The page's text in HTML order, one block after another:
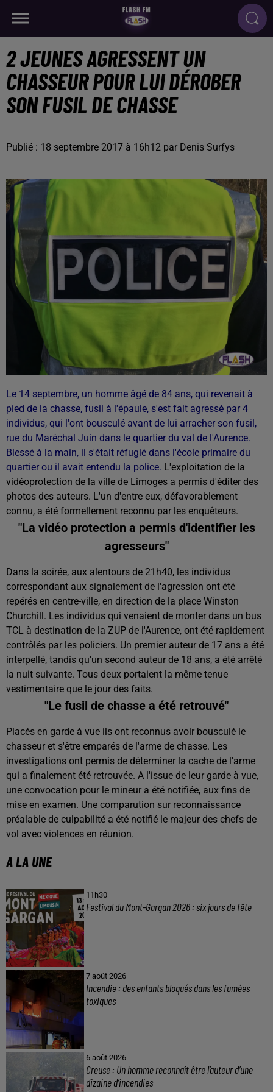
2 JEUNES AGRESSENT UN
CHASSEUR POUR LUI DÉROBER
SON FUSIL DE CHASSE
Publié : 18 septembre 2017 à 16h12 par Denis Surfys
Le 14 septembre, un homme âgé de 84 ans, qui revenait à
pied de la chasse, fusil à l'épaule, s'est fait agressé par 4
individus, qui l'ont bousculé avant de lui arracher son fusil,
rue du Maréchal Juin dans le quartier du val de l'Aurence.
Blessé à la main, il s'était réfugié dans l'école primaire du
quartier ou il avait entendu la police. L'exploitation de la
vidéoprotection de la ville de Limoges a permis d'éditer des
photos des auteurs. L'un d'entre eux, défavorablement
connu, a été formellement reconnu par les enquêteurs.
"La vidéo protection a permis d'identifier les
agresseurs"
Dans la soirée, aux alentours de 21h40, les individus
correspondant aux signalement de l'agression ont été
repérés en centre-ville, en direction de la place Winston
Churchill. Les individus qui venaient de monter dans un bus
TCL à destination de la ZUP de l'Aurence, ont été rapidement
contrôlés par les policiers. Un premier auteur de 17 ans a été
interpellé, tandis qu'un second auteur de 18 ans, a été arrêté
la nuit suivante. Tous deux portaient la même tenue
vestimentaire que le jour des faits.
"Le fusil de chasse a été retrouvé"
Placés en garde à vue ils ont reconnus avoir bousculé le
chasseur et s'être emparés de l'arme de chasse. Les
investigations ont permis de déterminer la cache de l'arme
qui a finalement été retrouvée. A l'issue de leur garde à vue,
une convocation pour le mineur a été notifiée, aux fins de
mise en examen. Une comparution sur reconnaissance
préalable de culpabilité a été notifié le majeur des chefs de
vol avec violences en réunion.
A LA UNE
11h30
Festival du Mont-Gargan 2026 : six jours de fête
7 août 2026
Incendie : des enfants bloqués dans les fumées
toxiques
6 août 2026
Creuse : Un homme reconnaît être l’auteur d’une
dizaine d’incendies